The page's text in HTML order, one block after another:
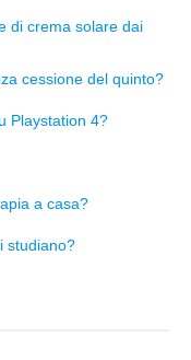
di crema solare dai
cessione del quinto?
Playstation 4?
a casa?
studiano?